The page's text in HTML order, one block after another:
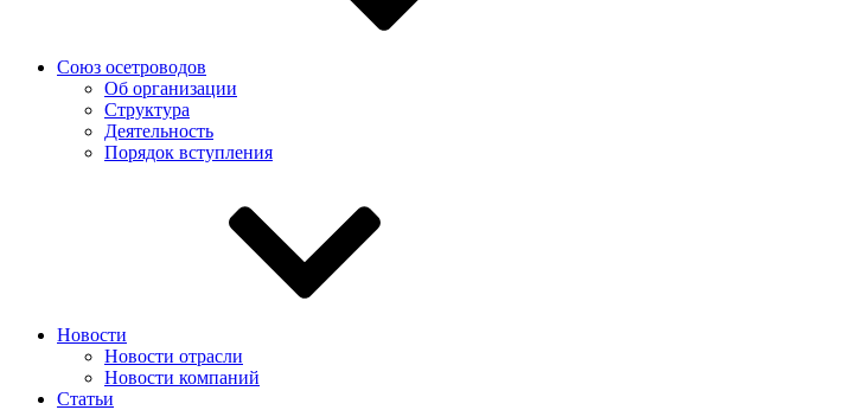
Союз осетроводов
Об организации
Структура
Деятельность
Порядок вступления
Новости
Новости отрасли
Новости компаний
Статьи